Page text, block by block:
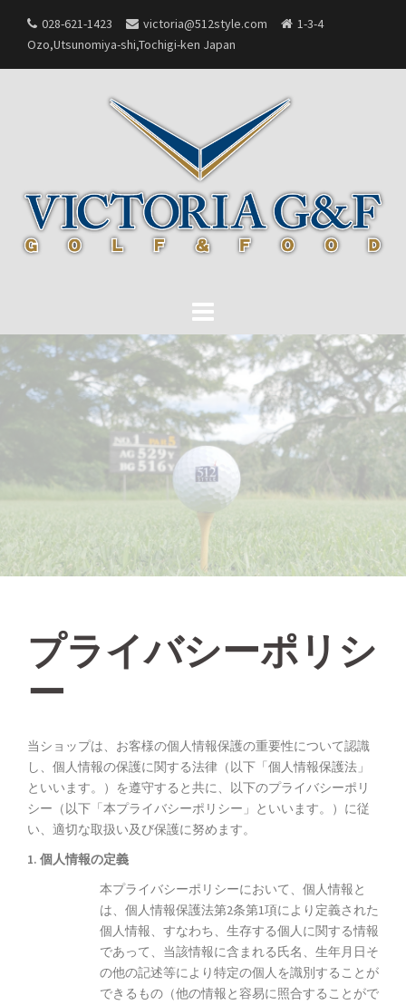
content
028-621-1423 victoria@512style.com
1-3-4
Ozo,Utsunomiya-shi,Tochigi-ken Japan
プライバシーポリシ
ー
当ショップは、お客様の個人情報保護の重要性について認識
し、個人情報の保護に関する法律（以下「個人情報保護法」
といいます。）を遵守すると共に、以下のプライバシーポリ
シー（以下「本プライバシーポリシー」といいます。）に従
い、適切な取扱い及び保護に努めます。
1. 個人情報の定義
本プライバシーポリシーにおいて、個人情報と
は、個人情報保護法第2条第1項により定義された
個人情報、すなわち、生存する個人に関する情報
であって、当該情報に含まれる氏名、生年月日そ
の他の記述等により特定の個人を識別することが
できるもの（他の情報と容易に照合することがで